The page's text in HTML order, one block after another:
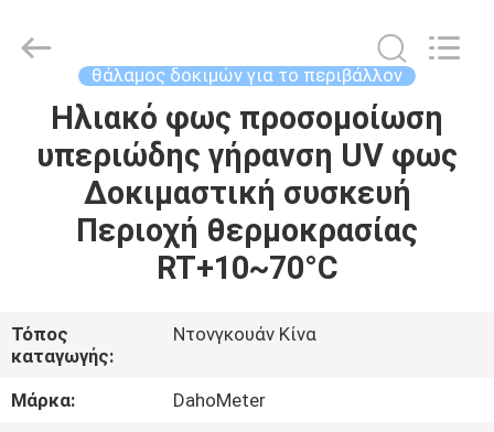
ΣΠΊΤΙ
ΠΡΟΪΌΝΤΑ
ΠΕΡΊΠΟΥ
ΓΎΡΟΣ
ΕΡΓΟΣΤΑΣΊΩΝ
Guangdong Hongtuo Instrument Technology Co.,Ltd.
θάλαμος δοκιμών για το περιβάλλον
Ηλιακό φως προσομοίωση
υπεριώδης γήρανση UV φως
Δοκιμαστική συσκευή
Περιοχή θερμοκρασίας
RT+10~70°C
Τόπος
καταγωγής:
Ντονγκουάν Κίνα
Μάρκα:
DahoMeter